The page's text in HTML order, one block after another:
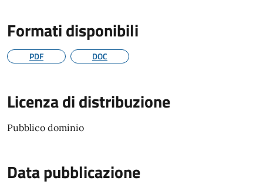
Formati disponibili
PDF DOC
Licenza di distribuzione
Pubblico dominio
Data pubblicazione